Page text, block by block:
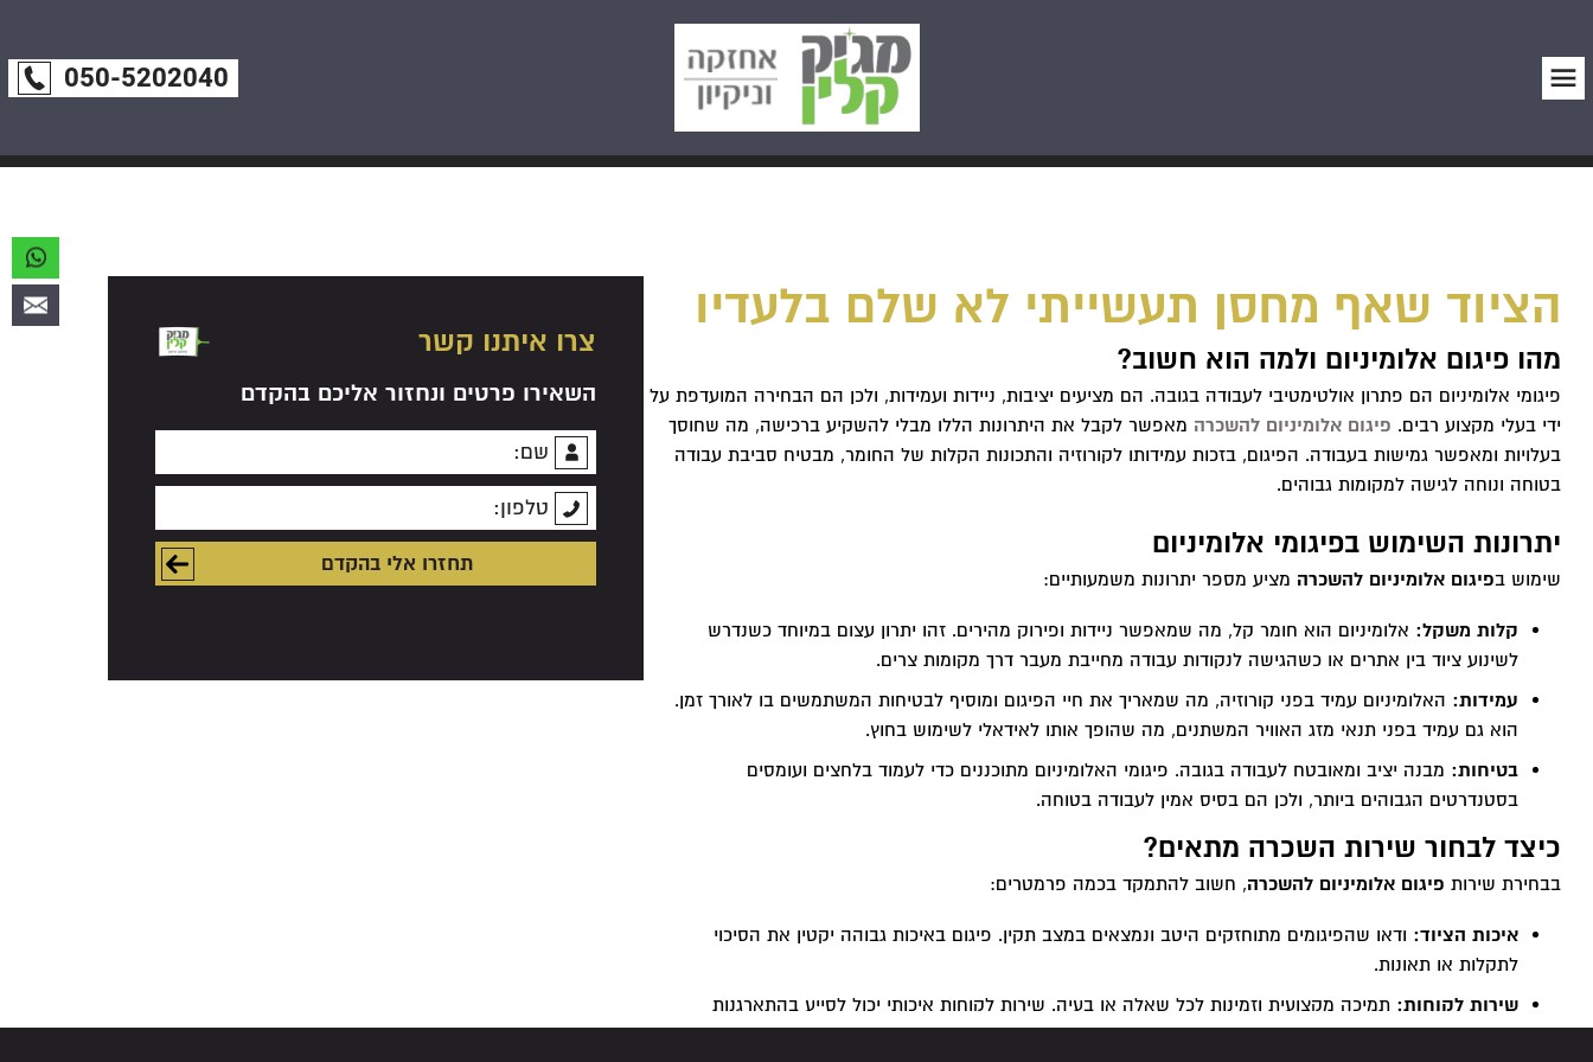
050-5202040
הציוד שאף מחסן תעשייתי לא שלם בלעדיו
מהו פיגום אלומיניום ולמה הוא חשוב?
פיגומי אלומיניום הם פתרון אולטימטיבי לעבודה בגובה. הם מציעים יציבות, ניידות ועמידות, ולכן הם הבחירה המועדפת על
ידי בעלי מקצוע רבים. פיגום אלומיניום להשכרה מאפשר לקבל את היתרונות הללו מבלי להשקיע ברכישה, מה שחוסך
בעלויות ומאפשר גמישות בעבודה. הפיגום, בזכות עמידותו לקורוזיה והתכונות הקלות של החומר, מבטיח סביבת עבודה
בטוחה ונוחה לגישה למקומות גבוהים.
יתרונות השימוש בפיגומי אלומיניום
שימוש בפיגום אלומיניום להשכרה מציע מספר יתרונות משמעותיים:
קלות משקל: אלומיניום הוא חומר קל, מה שמאפשר ניידות ופירוק מהירים. זהו יתרון עצום במיוחד כשנדרש
לשינוע ציוד בין אתרים או כשהגישה לנקודות עבודה מחייבת מעבר דרך מקומות צרים.
עמידות: האלומיניום עמיד בפני קורוזיה, מה שמאריך את חיי הפיגום ומוסיף לבטיחות המשתמשים בו לאורך זמן.
הוא גם עמיד בפני תנאי מזג האוויר המשתנים, מה שהופך אותו לאידאלי לשימוש בחוץ.
בטיחות: מבנה יציב ומאובטח לעבודה בגובה. פיגומי האלומיניום מתוכננים כדי לעמוד בלחצים ועומסים
בסטנדרטים הגבוהים ביותר, ולכן הם בסיס אמין לעבודה בטוחה.
כיצד לבחור שירות השכרה מתאים?
בבחירת שירות פיגום אלומיניום להשכרה, חשוב להתמקד בכמה פרמטרים:
איכות הציוד: ודאו שהפיגומים מתוחזקים היטב ונמצאים במצב תקין. פיגום באיכות גבוהה יקטין את הסיכוי
לתקלות או תאונות.
שירות לקוחות: תמיכה מקצועית וזמינות לכל שאלה או בעיה. שירות לקוחות איכותי יכול לסייע בהתארגנות
מהירה ובפתרון בעיות בזמן אמת.
צרו איתנו קשר
השאירו פרטים ונחזור אליכם בהקדם